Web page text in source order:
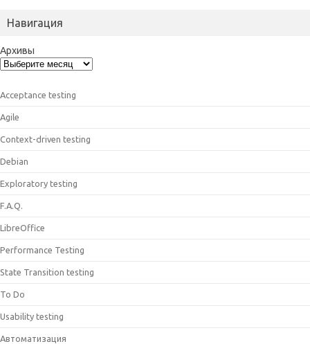
Навигация
Архивы
Acceptance testing
Agile
Context-driven testing
Debian
Exploratory testing
F.A.Q.
LibreOffice
Performance Testing
State Transition testing
To Do
Usability testing
Автоматизация